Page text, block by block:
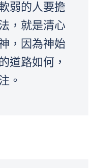
弱的人要擔
，就是清心
，因為神始
道路如何，
。